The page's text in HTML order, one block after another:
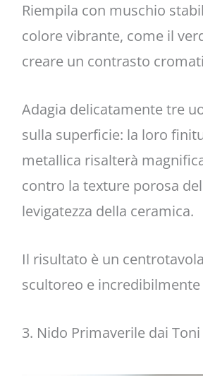
Riempila con muschio
colore vibrante, come il
creare un contrasto
Adagia delicatamente tre
sulla superficie: la loro
metallica risalterà
contro la texture porosa
levigatezza della ceramica.
Il risultato è un
scultoreo e incredibilmente
3. Nido Primaverile dai